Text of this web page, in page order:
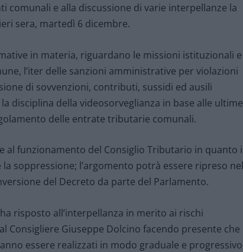
comunali e alla discussione di varie interpellanze la
sera, martedì 6 dicembre.
in materia, riguardano le missioni istituzionali e
l’iter delle sanzioni amministrative per violazioni
di sovvenzioni, contributi, sussidi ed ausili
disciplina della videosorveglianza in base alle ultime
delle entrate tributarie comunali.
al funzionamento del Consiglio Tributario in quanto
soppressione; l’argomento potrà essere ripreso nel
del Decreto da parte del Parlamento.
risposto all’interpellanza in merito ai rischi
Consigliere Giuseppe Dolcino facendo presente che
essere realizzati in modo graduale e